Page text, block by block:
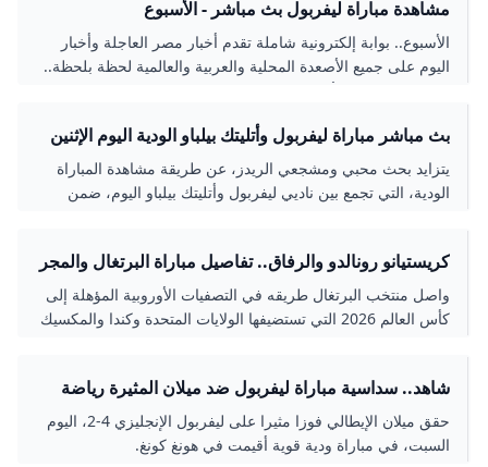
مشاهدة مباراة ليفربول بث مباشر - الأسبوع
الأسبوع.. بوابة إلكترونية شاملة تقدم أخبار مصر العاجلة وأخبار
اليوم على جميع الأصعدة المحلية والعربية والعالمية لحظة بلحظة..
تصدر عن جريدة الأسبوع للصحافة والطباعة والنشر.. رئيس مجلس
بث مباشر مباراة ليفربول وأتليتك بيلباو الودية اليوم الإثنين
استعدادا للموسم الجديد - موقع الموقع
يتزايد بحث محبي ومشجعي الريدز، عن طريقة مشاهدة المباراة
الودية، التي تجمع بين ناديي ليفربول وأتليتك بيلباو اليوم، ضمن
كريستيانو رونالدو والرفاق.. تفاصيل مباراة البرتغال والمجر
في تصفيات كأس العالم 2026 الصباح العربي
واصل منتخب البرتغال طريقه في التصفيات الأوروبية المؤهلة إلى
كأس العالم 2026 التي تستضيفها الولايات المتحدة وكندا والمكسيك
شاهد.. سداسية مباراة ليفربول ضد ميلان المثيرة رياضة
الجزيرة نت
حقق ميلان الإيطالي فوزا مثيرا على ليفربول الإنجليزي 4-2، اليوم
السبت، في مباراة ودية قوية أقيمت في هونغ كونغ.